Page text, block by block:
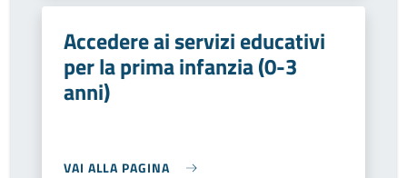
Accedere ai servizi educativi
per la prima infanzia (0-3
anni)
VAI ALLA PAGINA